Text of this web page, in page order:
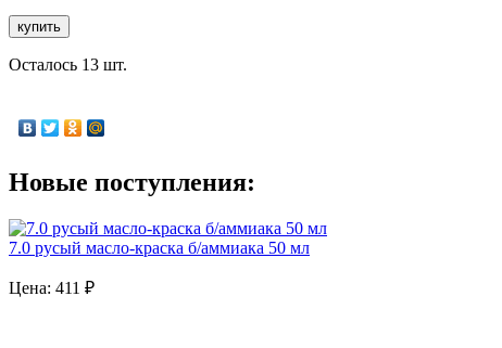
купить
Осталось 13 шт.
Новые поступления:
7.0 русый масло-краска б/аммиака 50 мл
Цена: 411 ₽